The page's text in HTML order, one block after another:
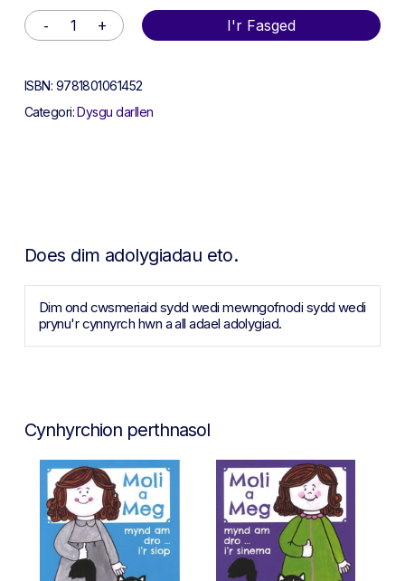
I'r Fasged
Alternative:
ISBN: 9781801061452
Categori:Dysgu darllen
Does dim adolygiadau eto.
Dim ond cwsmeriaid sydd wedi mewngofnodi sydd wedi
prynu'r cynnyrch hwn a all adael adolygiad.
Cynhyrchion perthnasol